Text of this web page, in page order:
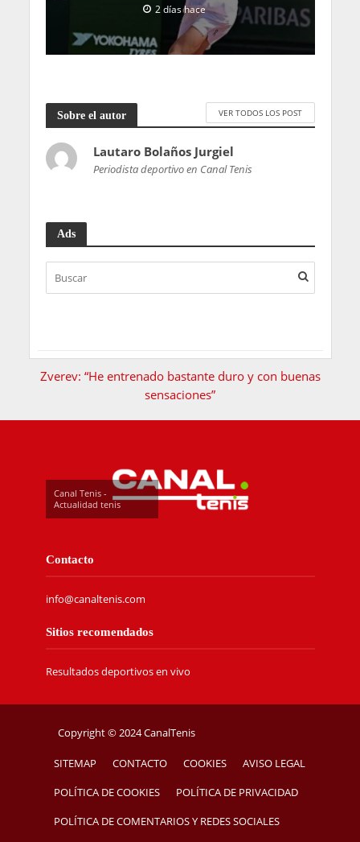
2 días hace
Sobre el autor VER TODOS LOS POST
Lautaro Bolaños Jurgiel
Periodista deportivo en Canal Tenis
Ads
Zverev: “He entrenado bastante duro y con buenas
sensaciones”
Canal Tenis -
Actualidad tenis
Contacto
info@canaltenis.com
Sitios recomendados
Resultados deportivos en vivo
Copyright © 2024 CanalTenis
SITEMAP CONTACTO COOKIES AVISO LEGAL
POLÍTICA DE COOKIES POLÍTICA DE PRIVACIDAD
POLÍTICA DE COMENTARIOS Y REDES SOCIALES